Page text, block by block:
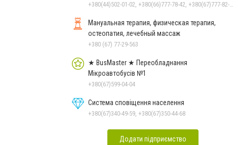
Мануальная терапия, физическая терапия,
остеопатия, лечебный массаж
+380 (67) 77-29-563
★ BusMaster ★ Переобладнання
Мікроавтобусів №1
+380(67)599-04-04
Система сповіщення населення
+380(67)340-49-59, +380(67)350-44-68
Додати підприємство